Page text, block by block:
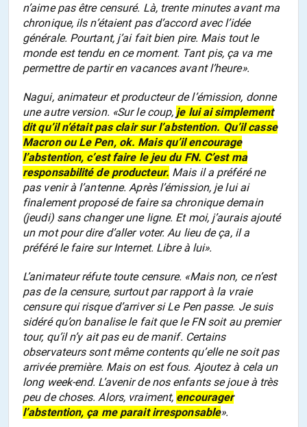
n’aime pas être censuré. Là, trente minutes avant ma
chronique, ils n’étaient pas d’accord avec l’idée
générale. Pourtant, j’ai fait bien pire. Mais tout le
monde est tendu en ce moment. Tant pis, ça va me
permettre de partir en vacances avant l’heure».
Nagui, animateur et producteur de l’émission, donne
une autre version. «Sur le coup, je lui ai simplement
dit qu’il n’était pas clair sur l’abstention. Qu’il casse
Macron ou Le Pen, ok. Mais qu’il encourage
l’abstention, c’est faire le jeu du FN. C’est ma
responsabilité de producteur. Mais il a préféré ne
pas venir à l’antenne. Après l’émission, je lui ai
finalement proposé de faire sa chronique demain
(jeudi) sans changer une ligne. Et moi, j’aurais ajouté
un mot pour dire d’aller voter. Au lieu de ça, il a
préféré le faire sur Internet. Libre à lui».
L’animateur réfute toute censure. «Mais non, ce n’est
pas de la censure, surtout par rapport à la vraie
censure qui risque d’arriver si Le Pen passe. Je suis
sidéré qu’on banalise le fait que le FN soit au premier
tour, qu’il n’y ait pas eu de manif. Certains
observateurs sont même contents qu’elle ne soit pas
arrivée première. Mais on est fous. Ajoutez à cela un
long week-end. L’avenir de nos enfants se joue à très
peu de choses. Alors, vraiment, encourager
l’abstention, ça me parait irresponsable».